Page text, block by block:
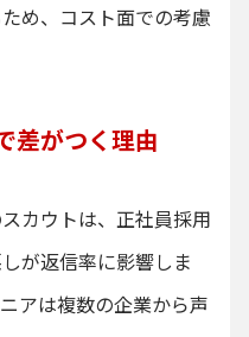
め、コスト面での考慮
差がつく理由
カウトは、正社員採用
が返信率に影響しま
アは複数の企業から声